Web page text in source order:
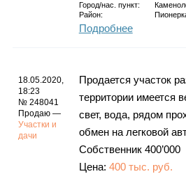
Фотогалерея
Город/нас. пункт:
Район:
Подробнее
18.05.2020,
18:23
№ 248041
Продаю —
Участки и
дачи
Продается участок
территории имеется
свет, вода, рядом
обмен на легковой
Собственник 400’000
Цена: 400 тыс. руб.